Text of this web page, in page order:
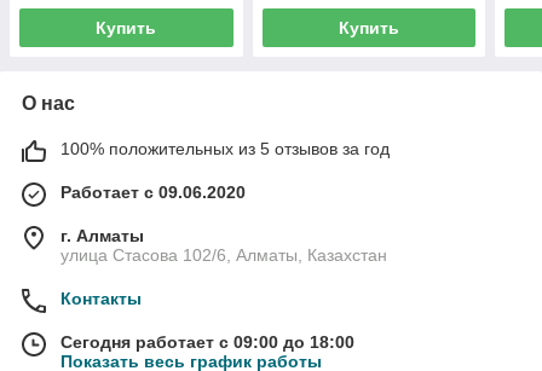
Купить Купить
О нас
100% положительных из 5 отзывов за год
Работает с 09.06.2020
г. Алматы
улица Стасова 102/6, Алматы, Казахстан
Контакты
Сегодня работает с 09:00 до 18:00
Показать весь график работы